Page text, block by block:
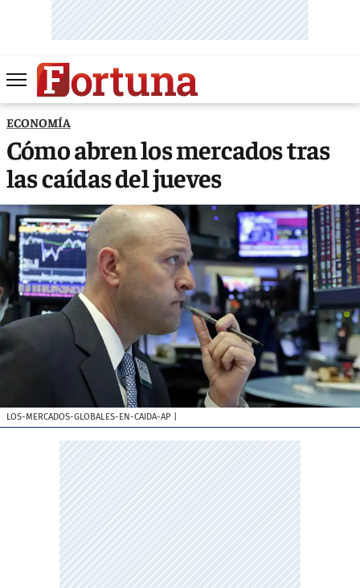
ECONOMÍA
Cómo abren los mercados tras
las caídas del jueves
LOS-MERCADOS-GLOBALES-EN-CAIDA-AP